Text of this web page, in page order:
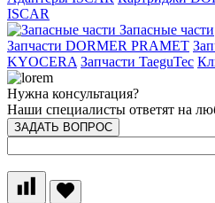
ISCAR
Запасные части
Запчасти DORMER PRAMET
KYOCERA Запчасти TaeguTec
Нужна консультация?
Наши специалисты ответят на
ЗАДАТЬ ВОПРОС